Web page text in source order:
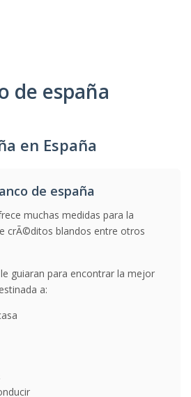
de españa
en España
de españa
muchas medidas para la
crÃ©ditos blandos entre otros
guiaran para encontrar la mejor
a: